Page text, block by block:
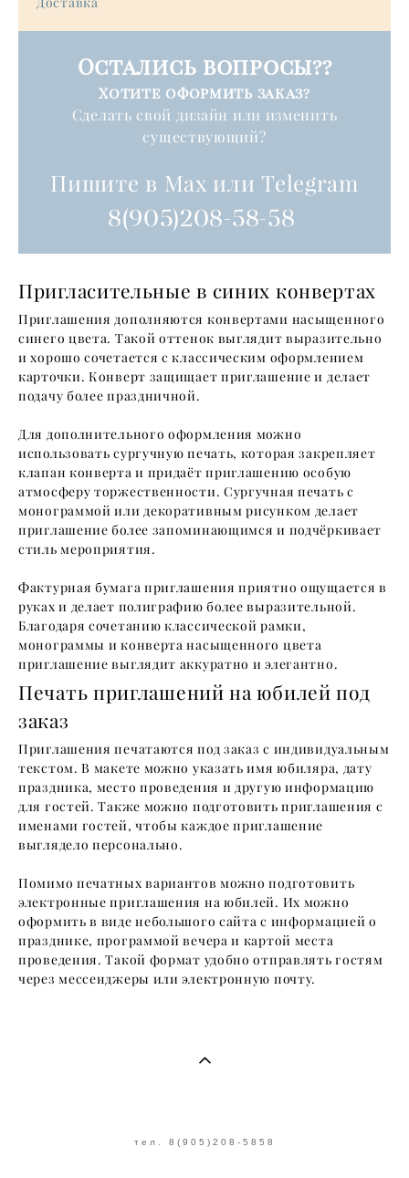
Остались вопросы??
Хотите оформить заказ?
Cделать свой дизайн или изменить
существующий?
Пишите в Max или Telegram
8(905)208-58-58
Пригласительные в синих конвертах
Приглашения дополняются конвертами насыщенного
синего цвета. Такой оттенок выглядит выразительно
и хорошо сочетается с классическим оформлением
карточки. Конверт защищает приглашение и делает
подачу более праздничной.
Для дополнительного оформления можно
использовать сургучную печать, которая закрепляет
клапан конверта и придаёт приглашению особую
атмосферу торжественности. Сургучная печать с
монограммой или декоративным рисунком делает
приглашение более запоминающимся и подчёркивает
стиль мероприятия.
Фактурная бумага приглашения приятно ощущается в
руках и делает полиграфию более выразительной.
Благодаря сочетанию классической рамки,
монограммы и конверта насыщенного цвета
приглашение выглядит аккуратно и элегантно.
Печать приглашений на юбилей под
заказ
Приглашения печатаются под заказ с индивидуальным
текстом. В макете можно указать имя юбиляра, дату
праздника, место проведения и другую информацию
для гостей. Также можно подготовить приглашения с
именами гостей, чтобы каждое приглашение
выглядело персонально.
Помимо печатных вариантов можно подготовить
электронные приглашения на юбилей. Их можно
оформить в виде небольшого сайта с информацией о
празднике, программой вечера и картой места
проведения. Такой формат удобно отправлять гостям
через мессенджеры или электронную почту.
тел. 8(905)208-5858